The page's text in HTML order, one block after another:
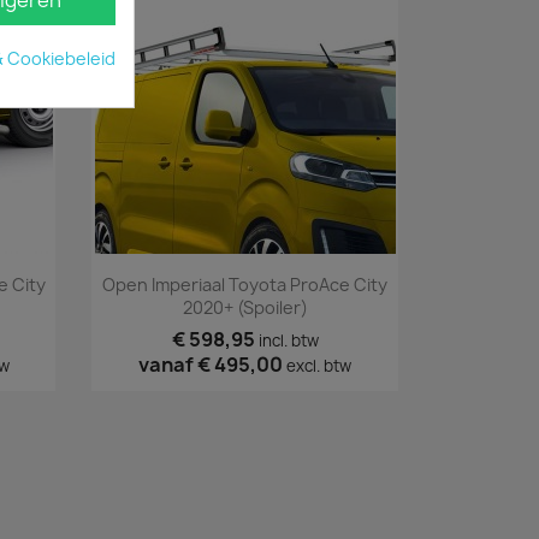
City
Snel bekijken
Open Imperiaal Toyota ProAce City
2020+ (spoiler)
€ 598,95 incl. btw
vanaf€ 495,00 excl. btw
Cookiebeleid